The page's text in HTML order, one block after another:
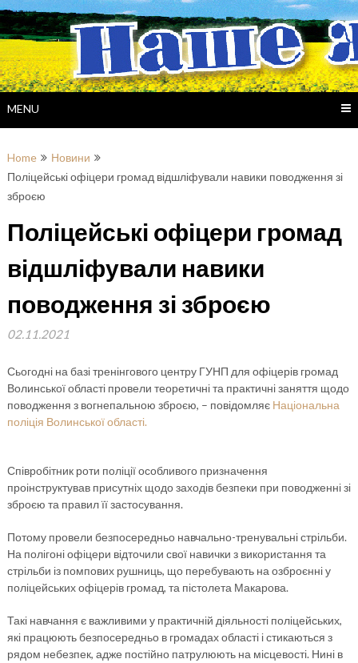
Skip
to
content
MENU
Home
Новини
Поліцейські офіцери громад відшліфували навики поводження зі
зброєю
Поліцейські офіцери громад
відшліфували навики
поводження зі зброєю
02.11.2021
Сьогодні на базі тренінгового центру ГУНП для офіцерів громад
Волинської області провели теоретичні та практичні заняття щодо
поводження з вогнепальною зброєю, – повідомляє Національна
поліція Волинської області.
Співробітник роти поліції особливого призначення
проінструктував присутніх щодо заходів безпеки при поводженні зі
зброєю та правил її застосування.
Потому провели безпосередньо навчально-тренувальні стрільби.
На полігоні офіцери відточили свої навички з використання та
стрільби із помпових рушниць, що перебувають на озброєнні у
поліцейських офіцерів громад, та пістолета Макарова.
Такі навчання є важливими у практичній діяльності поліцейських,
які працюють безпосередньо в громадах області і стикаються з
рядом небезпек, адже постійно патрулюють на місцевості. Нині в